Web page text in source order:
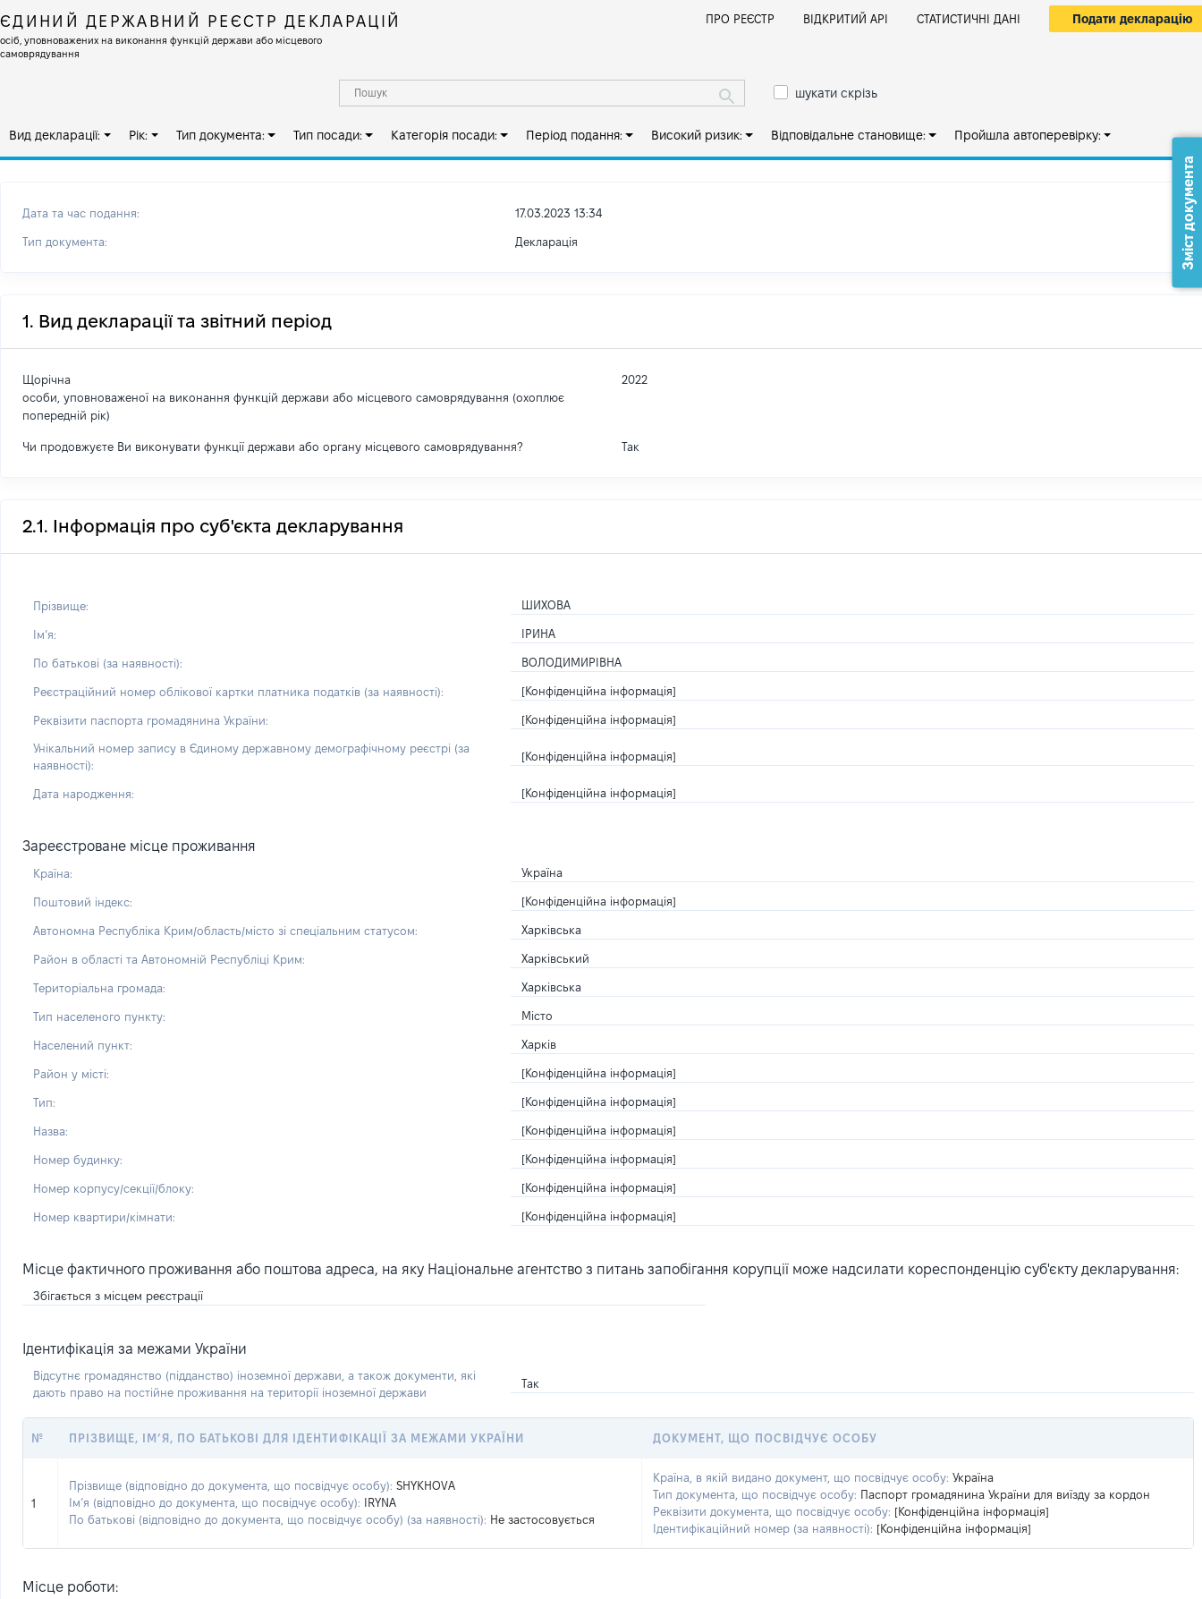
ЄДИНИЙ ДЕРЖАВНИЙ РЕЄСТР ДЕКЛАРАЦІЙ
осіб, уповноважених на виконання функцій держави або місцевого
самоврядування
ПРО РЕЄСТР ВІДКРИТИЙ АРІ СТАТИСТИЧНІ ДАНІ Подати декларацію
шукати скрізь
Вид декларації: Рік: Тип документа: Тип посади: Категорія посади: Період подання: Високий ризик: Відповідальне становище: Пройшла автоперевірку:
Дата та час подання: 17.03.2023 13:34
Тип документа: Декларація
1. Вид декларації та звітний період
Щорічна
особи, уповноваженої на виконання функцій держави або місцевого самоврядування (охоплює
попередній рік)
2022
Чи продовжуєте Ви виконувати функції держави або органу місцевого самоврядування? Так
2.1. Інформація про суб'єкта декларування
Прізвище: ШИХОВА
Імʼя: ІРИНА
По батькові (за наявності): ВОЛОДИМИРІВНА
Реєстраційний номер облікової картки платника податків (за наявності): [Конфіденційна інформація]
Реквізити паспорта громадянина України: [Конфіденційна інформація]
Унікальний номер запису в Єдиному державному демографічному реєстрі (за
наявності):
[Конфіденційна інформація]
Дата народження: [Конфіденційна інформація]
Зареєстроване місце проживання
Країна: Україна
Поштовий індекс: [Конфіденційна інформація]
Автономна Республіка Крим/область/місто зі спеціальним статусом: Харківська
Район в області та Автономній Республіці Крим: Харківський
Територіальна громада: Харківська
Тип населеного пункту: Місто
Населений пункт: Харків
Район у місті: [Конфіденційна інформація]
Тип: [Конфіденційна інформація]
Назва: [Конфіденційна інформація]
Номер будинку: [Конфіденційна інформація]
Номер корпусу/секції/блоку: [Конфіденційна інформація]
Номер квартири/кімнати: [Конфіденційна інформація]
Місце фактичного проживання або поштова адреса, на яку Національне агентство з питань запобігання корупції може надсилати кореспонденцію суб'єкту декларування:
Збігається з місцем реєстрації
Ідентифікація за межами України
Відсутнє громадянство (підданство) іноземної держави, а також документи, які
дають право на постійне проживання на території іноземної держави
Так
№ ПРІЗВИЩЕ, ІМ’Я, ПО БАТЬКОВІ ДЛЯ ІДЕНТИФІКАЦІЇ ЗА МЕЖАМИ УКРАЇНИ ДОКУМЕНТ, ЩО ПОСВІДЧУЄ ОСОБУ
1
Прізвище (відповідно до документа, що посвідчує особу): SHYKHOVA
Ім’я (відповідно до документа, що посвідчує особу):
IRYNA
По батькові (відповідно до документа, що посвідчує особу) (за наявності): Не застосовується
Країна, в якій видано документ, що посвідчує особу: Україна
Тип документа, що посвідчує особу: Паспорт громадянина України для виїзду за кордон
Реквізити документа, що посвідчує особу: [Конфіденційна інформація]
Ідентифікаційний номер (за наявності): [Конфіденційна інформація]
Місце роботи:
Зміст документа